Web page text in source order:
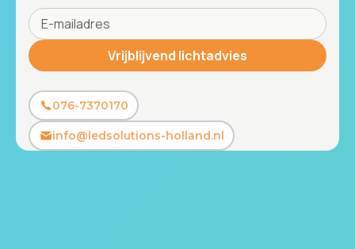
076-7370170
info@ledsolutions-holland.nl